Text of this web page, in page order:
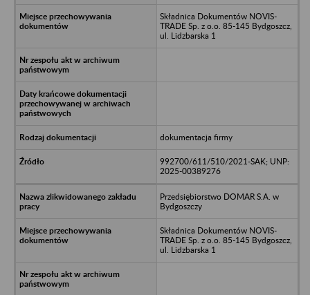
Składnica Dokumentów NOVIS-
TRADE Sp. z o.o. 85-145 Bydgoszcz,
ul. Lidzbarska 1
dokumentacja firmy
992700/611/510/2021-SAK; UNP:
2025-00389276
Przedsiębiorstwo DOMAR S.A. w
Bydgoszczy
Składnica Dokumentów NOVIS-
TRADE Sp. z o.o. 85-145 Bydgoszcz,
ul. Lidzbarska 1